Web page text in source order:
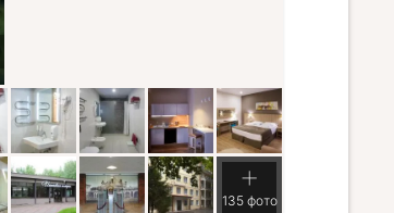
135 фото